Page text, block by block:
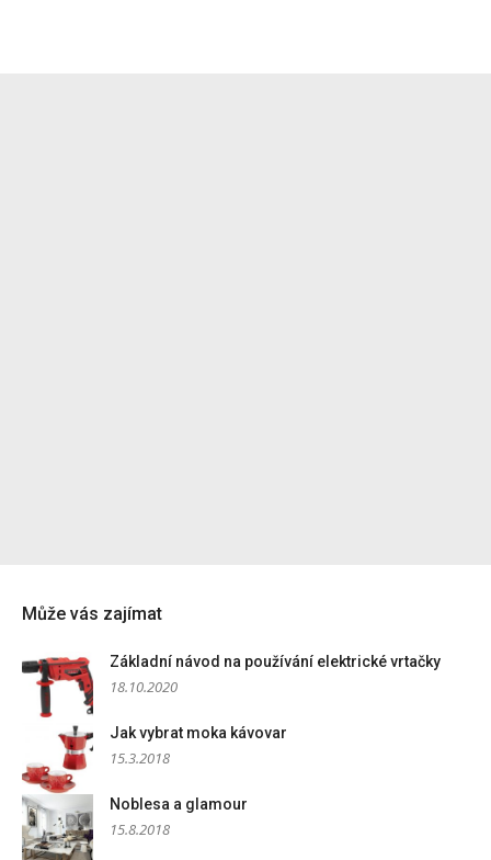
Může vás zajímat
Základní návod na používání elektrické vrtačky
18.10.2020
Jak vybrat moka kávovar
15.3.2018
Noblesa a glamour
15.8.2018